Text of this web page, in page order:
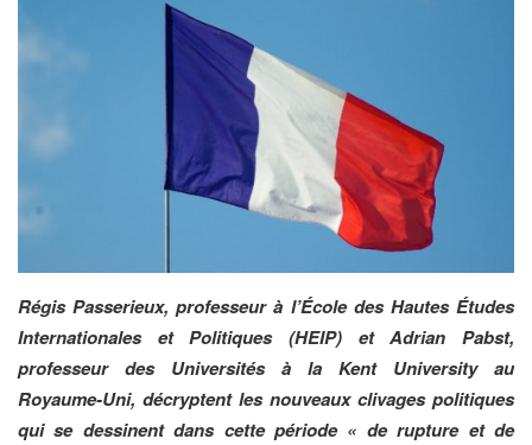
Régis Passerieux, professeur à l’École des Hautes Études
Internationales et Politiques (HEIP) et Adrian Pabst,
professeur des Universités à la Kent University au
Royaume-Uni, décryptent les nouveaux clivages politiques
qui se dessinent dans cette période « de rupture et de